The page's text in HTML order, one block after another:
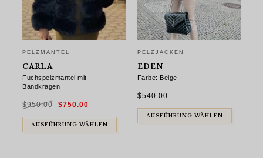
PELZMÄNTEL
CARLA
Fuchspelzmantel mit
Bandkragen
$950.00
Ursprünglicher
Preis
$950.00
$750.00
$750.00.
AUSFÜHRUNG WÄHLEN
PELZJACKEN
EDEN
Farbe: Beige
$540.00
AUSFÜHRUNG WÄHLEN